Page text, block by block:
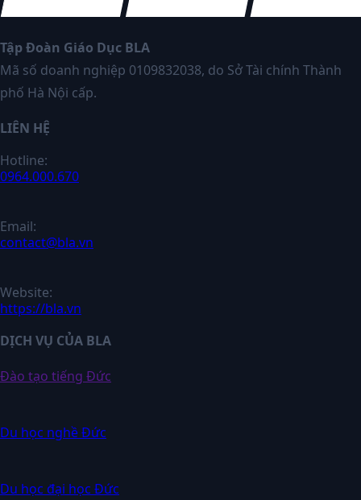
Tập Đoàn Giáo Dục BLA
Mã số doanh nghiệp 0109832038, do Sở Tài chính Thành
phố Hà Nội cấp.
LIÊN HỆ
Hotline:
0964.000.670
Email:
contact@bla.vn
Website:
https://bla.vn
DỊCH VỤ CỦA BLA
Đào tạo tiếng Đức
Du học nghề Đức
Du học đại học Đức